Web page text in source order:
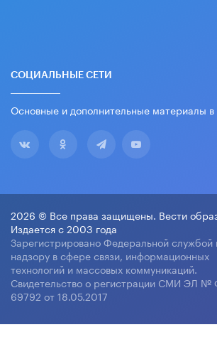
СОЦИАЛЬНЫЕ СЕТИ
Основные и дополнительные материалы в
2026 © Все права защищены. Вести
Издается с 2003 года
Зарегистрировано Федеральной службой
надзору в сфере связи, информационных
технологий и массовых коммуникаций.
Свидетельство о регистрации СМИ ЭЛ №
69792 от 18.05.2017